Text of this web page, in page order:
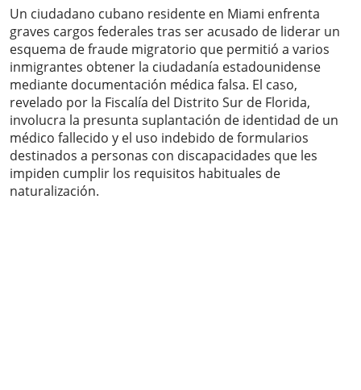
Un ciudadano cubano residente en Miami enfrenta
graves cargos federales tras ser acusado de liderar un
esquema de fraude migratorio que permitió a varios
inmigrantes obtener la ciudadanía estadounidense
mediante documentación médica falsa. El caso,
revelado por la Fiscalía del Distrito Sur de Florida,
involucra la presunta suplantación de identidad de un
médico fallecido y el uso indebido de formularios
destinados a personas con discapacidades que les
impiden cumplir los requisitos habituales de
naturalización.